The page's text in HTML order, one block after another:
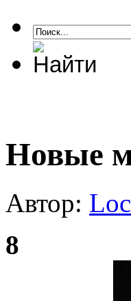
Новые
Автор:
8